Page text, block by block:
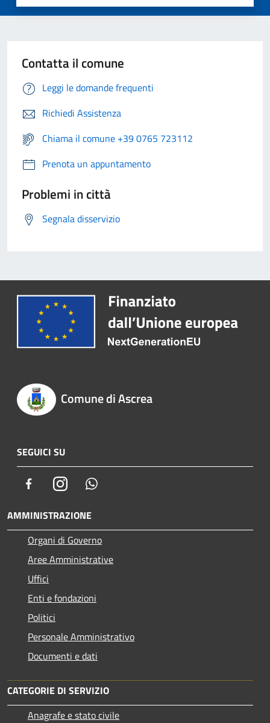
Contatta il comune
Leggi le domande frequenti
Richiedi Assistenza
Chiama il comune +39 0765 723112
Prenota un appuntamento
Problemi in città
Segnala disservizio
Comune di Ascrea
SEGUICI SU
FacebookInstagram
AMMINISTRAZIONE
Organi di Governo
Aree Amministrative
Uffici
Enti e fondazioni
Politici
Personale Amministrativo
Documenti e dati
CATEGORIE DI SERVIZIO
Anagrafe e stato civile